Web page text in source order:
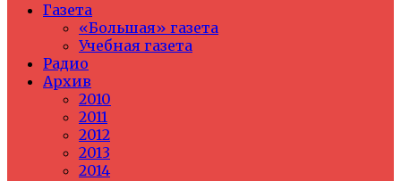
Газета
«Большая» газета
Учебная газета
Радио
Архив
2010
2011
2012
2013
2014